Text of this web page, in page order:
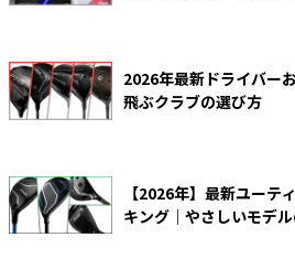
2026年最新ドライバー
飛ぶクラブの選び方
【2026年】最新ユーテ
キング｜やさしいモデ